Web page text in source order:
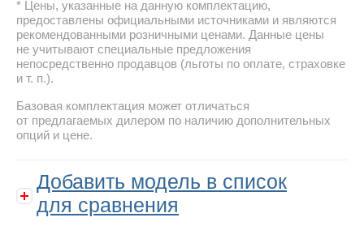
Цены, указанные на данную комплектацию,
предоставлены официальными источниками и являются
рекомендованными розничными ценами. Данные цены
не учитывают специальные предложения
непосредственно продавцов (льготы по оплате, страховке
и т. п.).
Базовая комплектация может отличаться
от предлагаемых дилером по наличию дополнительных
опций и цене.
Добавить модель в список
для сравнения